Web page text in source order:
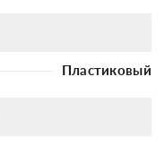
Пластиковый